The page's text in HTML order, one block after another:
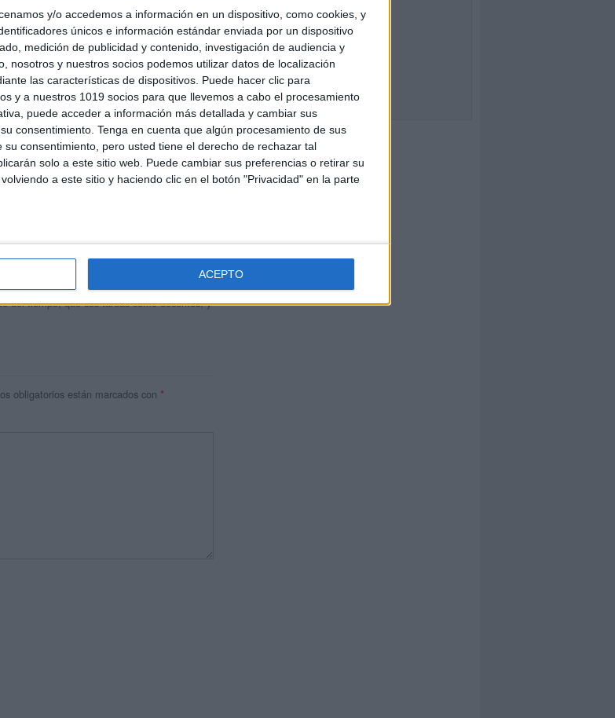
y/o accedemos a información en un dispositivo, como cookies, y
únicos e información estándar enviada por un dispositivo
medición de publicidad y contenido, investigación de audiencia y
nosotros y nuestros socios podemos utilizar datos de localización
las características de dispositivos. Puede hacer clic para
y a nuestros 1019 socios para que llevemos a cabo el procesamiento
puede acceder a información más detallada y cambiar sus
consentimiento. Tenga en cuenta que algún procesamiento de sus
consentimiento, pero usted tiene el derecho de rechazar tal
solo a este sitio web. Puede cambiar sus preferencias o retirar su
a este sitio y haciendo clic en el botón "Privacidad" en la parte
ACEPTO
personal de dos profesores Ginés y
de los contenidos que encontramos
del tiempo, que sus tareas como docentes, y
obligatorios están marcados con *